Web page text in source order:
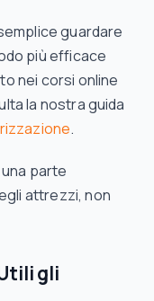
guardare
più efficace
nei corsi online
la nostra guida
.
parte
attrezzi, non
gli